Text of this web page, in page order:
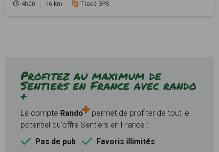
4h00 16 km Tracé GPS
Profitez au maximum de
Sentiers en France avec rando
+
Le compte Rando
permet de profiter de tout le
potentiel qu'offre Sentiers en France :
Pas de pub
Favoris illimités